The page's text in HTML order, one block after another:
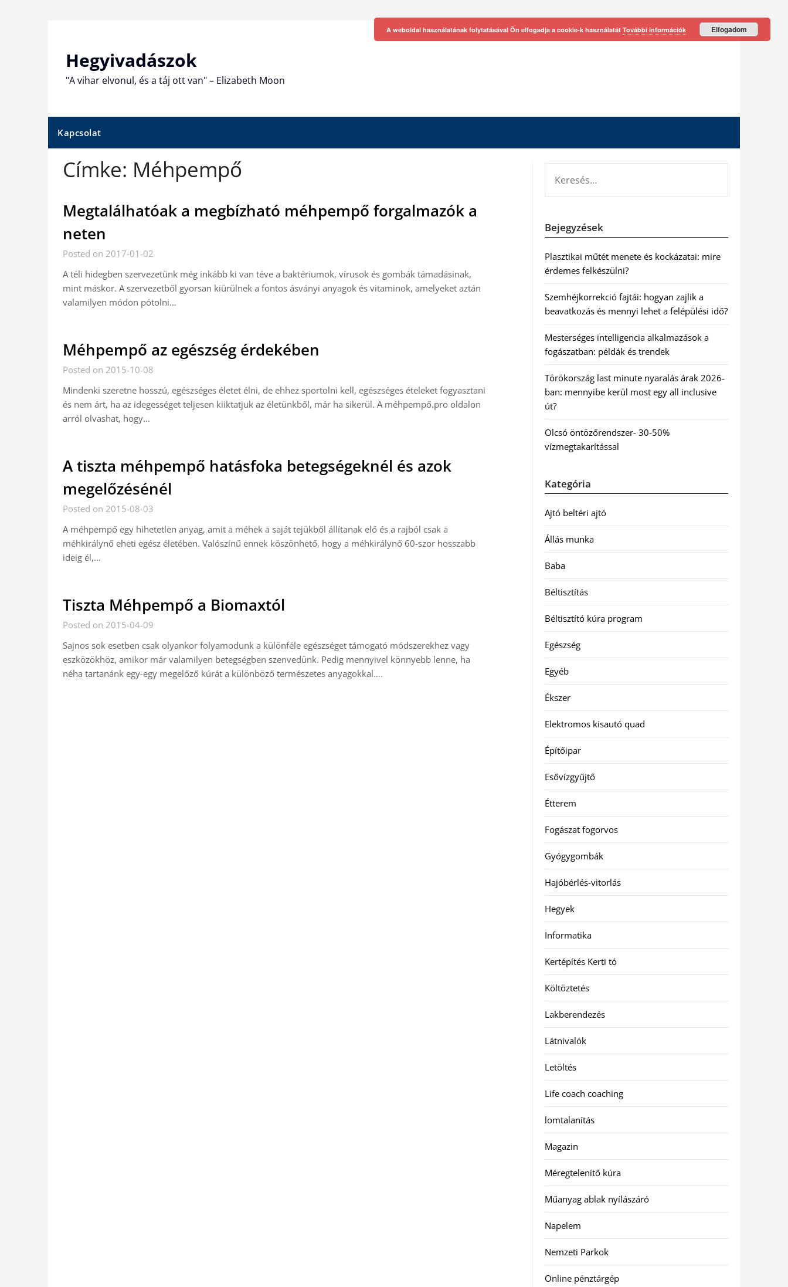
Hegyivadászok
"A vihar elvonul, és a táj ott van" – Elizabeth Moon
Kapcsolat
Címke: Méhpempő
Megtalálhatóak a megbízható méhpempő forgalmazók a
neten
Posted on 2017-01-02
A téli hidegben szervezetünk még inkább ki van téve a baktériumok, vírusok és gombák támadásinak,
mint máskor. A szervezetből gyorsan kiürülnek a fontos ásványi anyagok és vitaminok, amelyeket aztán
valamilyen módon pótolni…
Méhpempő az egészség érdekében
Posted on 2015-10-08
Mindenki szeretne hosszú, egészséges életet élni, de ehhez sportolni kell, egészséges ételeket fogyasztani
és nem árt, ha az idegességet teljesen kiiktatjuk az életünkből, már ha sikerül. A méhpempő.pro oldalon
arról olvashat, hogy…
A tiszta méhpempő hatásfoka betegségeknél és azok
megelőzésénél
Posted on 2015-08-03
A méhpempő egy hihetetlen anyag, amit a méhek a saját tejükből állítanak elő és a rajból csak a
méhkirálynő eheti egész életében. Valószínű ennek köszönhető, hogy a méhkirálynő 60-szor hosszabb
ideig él,…
Tiszta Méhpempő a Biomaxtól
Posted on 2015-04-09
Sajnos sok esetben csak olyankor folyamodunk a különféle egészséget támogató módszerekhez vagy
eszközökhöz, amikor már valamilyen betegségben szenvedünk. Pedig mennyivel könnyebb lenne, ha
néha tartanánk egy-egy megelőző kúrát a különböző természetes anyagokkal….
Bejegyzések
Plasztikai műtét menete és kockázatai: mire
érdemes felkészülni?
Szemhéjkorrekció fajtái: hogyan zajlik a
beavatkozás és mennyi lehet a felépülési idő?
Mesterséges intelligencia alkalmazások a
fogászatban: példák és trendek
Törökország last minute nyaralás árak 2026-
ban: mennyibe kerül most egy all inclusive
út?
Olcsó öntözőrendszer- 30-50%
vízmegtakarítással
Kategória
Ajtó beltéri ajtó
Állás munka
Baba
Béltisztítás
Béltisztító kúra program
Egészség
Egyéb
Ékszer
Elektromos kisautó quad
Építőipar
Esővízgyűjtő
Étterem
Fogászat fogorvos
Gyógygombák
Hajóbérlés-vitorlás
Hegyek
Informatika
Kertépítés Kerti tó
Költöztetés
Lakberendezés
Látnivalók
Letöltés
Life coach coaching
lomtalanítás
Magazin
Méregtelenítő kúra
Műanyag ablak nyílászáró
Napelem
Nemzeti Parkok
Online pénztárgép
A weboldal használatának folytatásával Ön elfogadja a cookie-k használatát További információk Elfogadom